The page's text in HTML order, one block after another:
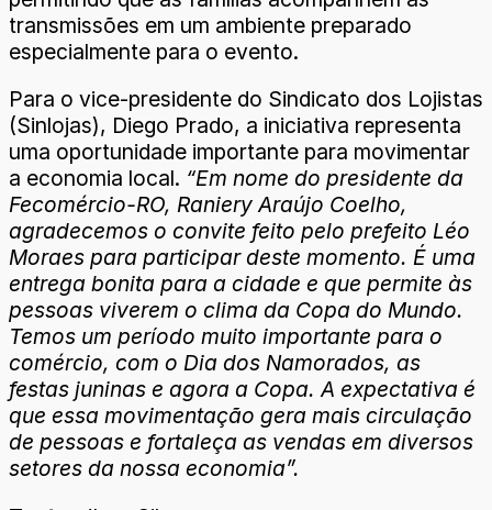
transmissões em um ambiente preparado
especialmente para o evento.
Para o vice-presidente do Sindicato dos Lojistas
(Sinlojas), Diego Prado, a iniciativa representa
uma oportunidade importante para movimentar
a economia local. “Em nome do presidente da
Fecomércio-RO, Raniery Araújo Coelho,
agradecemos o convite feito pelo prefeito Léo
Moraes para participar deste momento. É uma
entrega bonita para a cidade e que permite às
pessoas viverem o clima da Copa do Mundo.
Temos um período muito importante para o
comércio, com o Dia dos Namorados, as
festas juninas e agora a Copa. A expectativa é
que essa movimentação gera mais circulação
de pessoas e fortaleça as vendas em diversos
setores da nossa economia”.